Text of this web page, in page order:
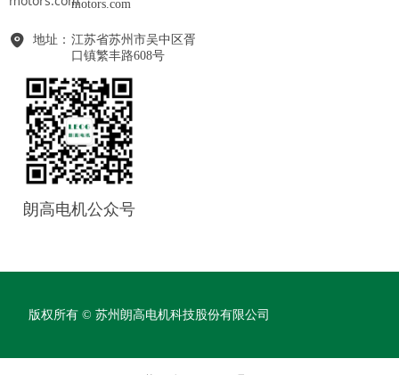
朗高电机公众号
motors.com
地址： 江苏省苏州市吴中区胥
口镇繁丰路608号
版权所有 © 苏州朗高电机科技股份有限公司